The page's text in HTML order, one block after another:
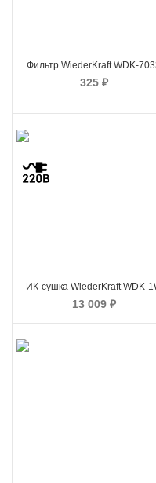
Фильтр WiederKraft WDK-
325 ₽
ИК-сушка WiederKraft WDK-
13 009 ₽